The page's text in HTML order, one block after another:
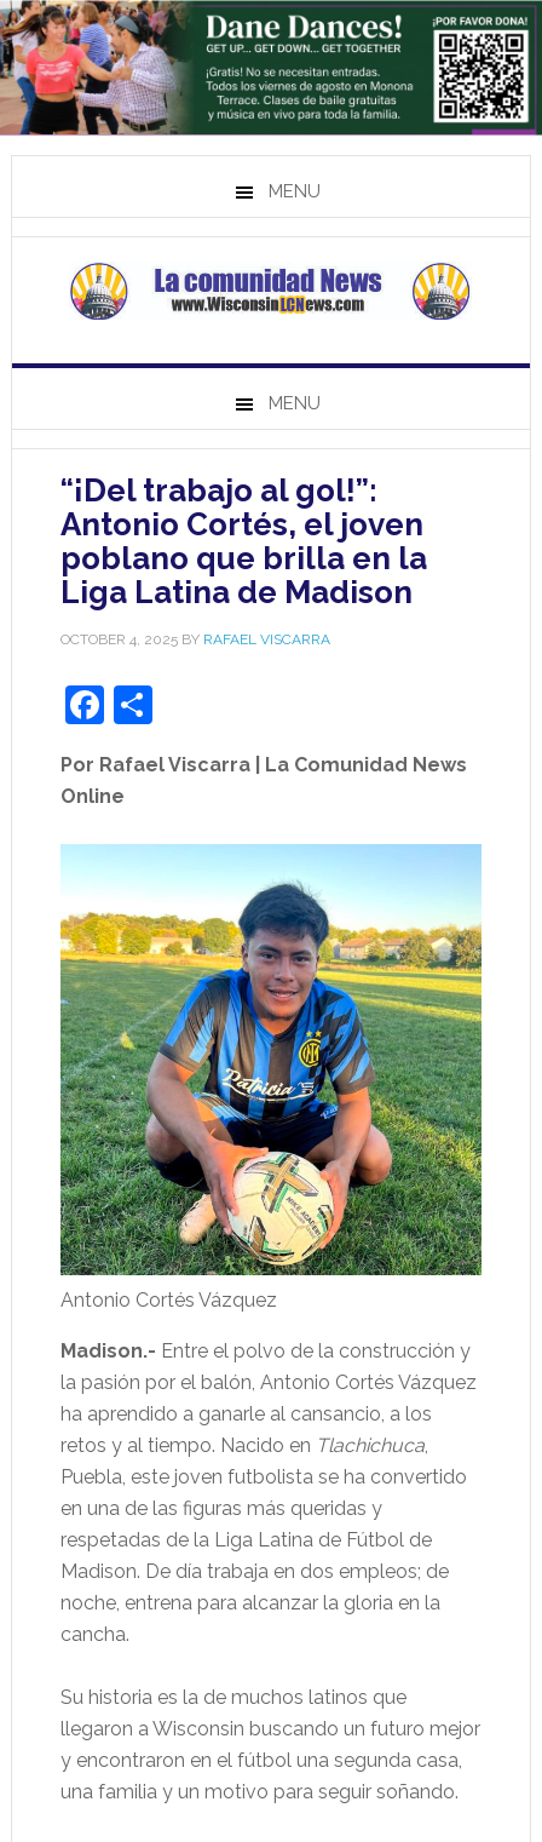
MENU
MENU
“¡Del trabajo al gol!”:
Antonio Cortés, el joven
poblano que brilla en la
Liga Latina de Madison
OCTOBER 4, 2025BY RAFAEL VISCARRA
Facebook
Share
Por Rafael Viscarra | La Comunidad News
Online
Antonio Cortés Vázquez
Madison.- Entre el polvo de la construcción y
la pasión por el balón, Antonio Cortés Vázquez
ha aprendido a ganarle al cansancio, a los
retos y al tiempo. Nacido en Tlachichuca,
Puebla, este joven futbolista se ha convertido
en una de las figuras más queridas y
respetadas de la Liga Latina de Fútbol de
Madison. De día trabaja en dos empleos; de
noche, entrena para alcanzar la gloria en la
cancha.
Su historia es la de muchos latinos que
llegaron a Wisconsin buscando un futuro mejor
y encontraron en el fútbol una segunda casa,
una familia y un motivo para seguir soñando.